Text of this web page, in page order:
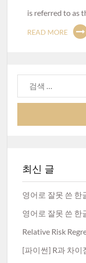
is referred to as
READ MORE
최신 글
영어로 잘못 쓴 한
영어로 잘못 쓴 한
Relative Risk
[파이썬] R과 차이